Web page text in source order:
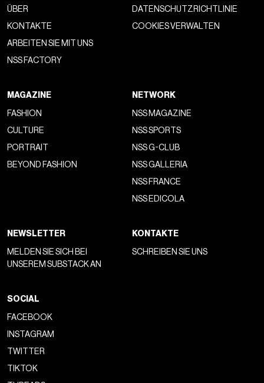
ÜBER
KONTAKTE
ARBEITEN SIE MIT UNS
NSS FACTORY
DATENSCHUTZRICHTLINIE
COOKIES VERWALTEN
MAGAZINE
FASHION
CULTURE
PORTRAIT
BEYOND FASHION
NETWORK
NSS MAGAZINE
NSS SPORTS
NSS G-CLUB
NSS GALLERIA
NSS FRANCE
NSS EDICOLA
NEWSLETTER
MELDEN SIE SICH BEI
UNSEREM SUBSTACK AN
KONTAKTE
SCHREIBEN SIE UNS
SOCIAL
FACEBOOK
INSTAGRAM
TWITTER
TIKTOK